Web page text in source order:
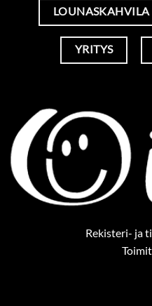
LOUNASKAHVILA
YRITYS
Rekisteri- ja